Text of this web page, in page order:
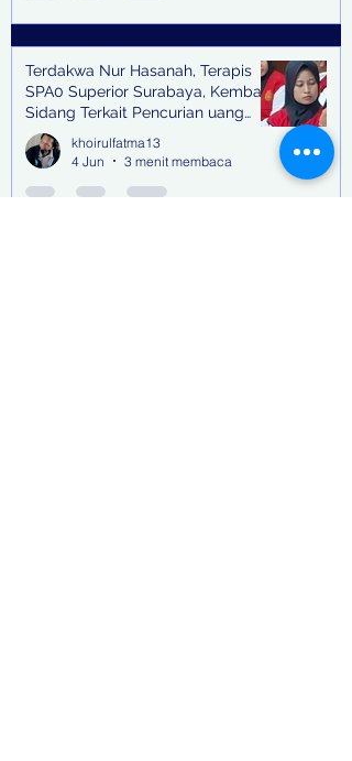
Terdakwa Nur Hasanah, Terapis
SPA0 Superior Surabaya, Kembali
Sidang Terkait Pencurian uang
senilai Rp1,285 M di PN Surabaya
khoirulfatma13
4 Jun
3 menit membaca